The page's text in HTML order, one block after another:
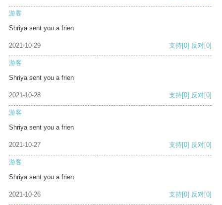
游客
Shriya sent you a frien
2021-10-29 支持[0] 反对[0]
游客
Shriya sent you a frien
2021-10-28 支持[0] 反对[0]
游客
Shriya sent you a frien
2021-10-27 支持[0] 反对[0]
游客
Shriya sent you a frien
2021-10-26 支持[0] 反对[0]